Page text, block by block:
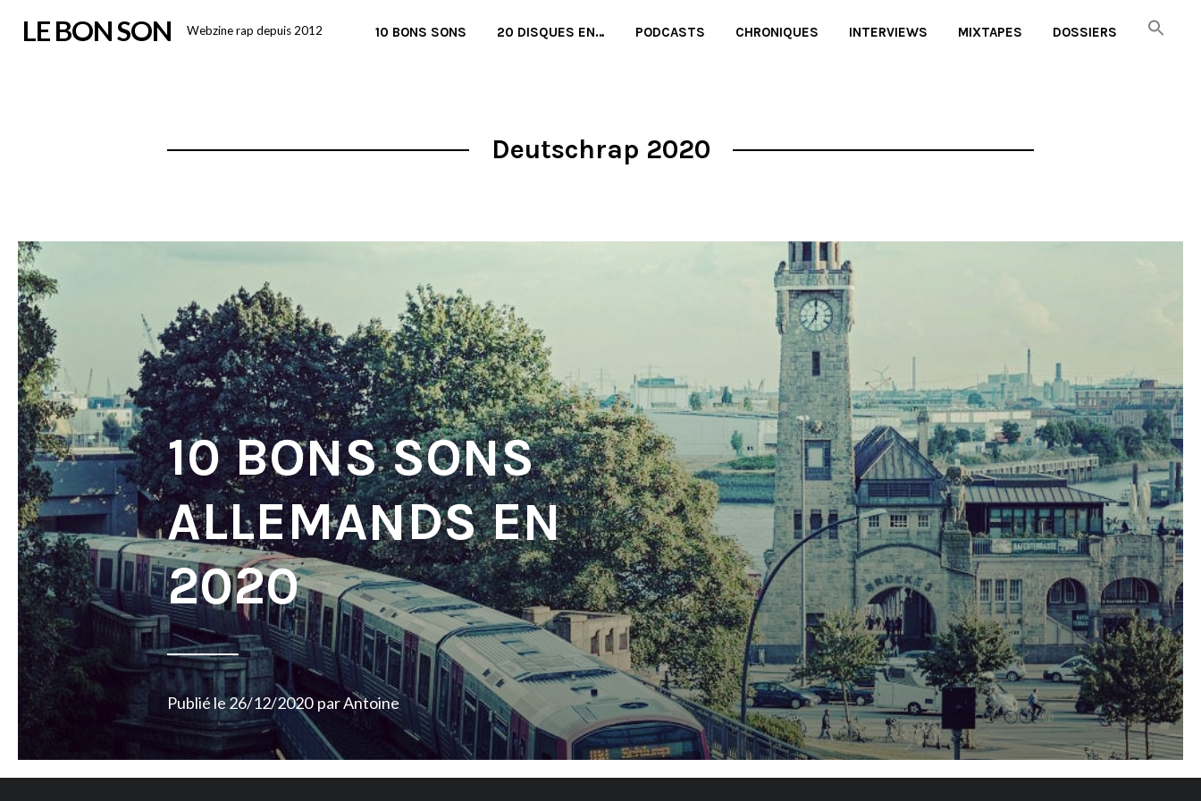
LE BON SON Webzine rap depuis 2012 10 BONS SONS 20 DISQUES EN… PODCASTS CHRONIQUES INTERVIEWS MIXTAPES DOSSIERS
Deutschrap 2020
10 BONS SONS
ALLEMANDS EN
2020
Publié le26/12/2020 parAntoine